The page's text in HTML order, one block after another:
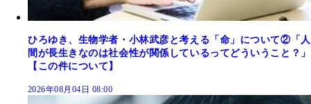
ひろゆき、生物学者・小林武彦と考える「命」について②「人
間が長生きなのは社会性が関係しているってどういうこと？」
【この件について】
2026年08月04日 08:00